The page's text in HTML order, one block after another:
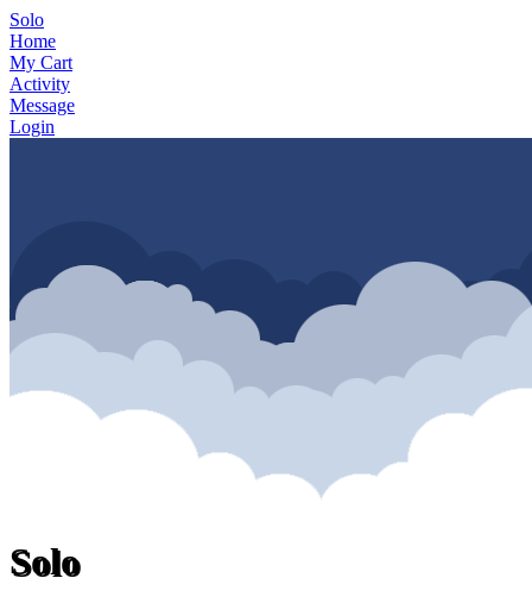
Solo
Home
My Cart
Activity
Message
Login
Solo